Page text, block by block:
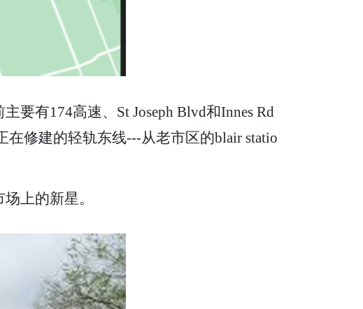
要有174高速、St Joseph Blvd和Innes Rd
修建的轻轨东线---从老市区的blair statio
上的新星。